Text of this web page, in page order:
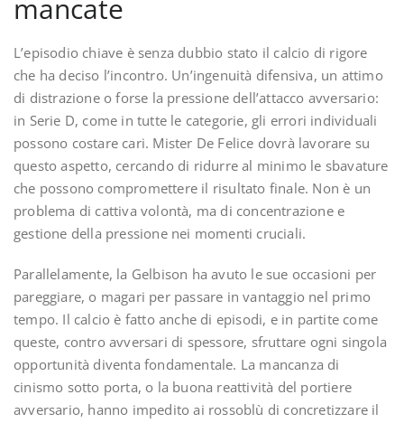
mancate
L’episodio chiave è senza dubbio stato il calcio di rigore
che ha deciso l’incontro. Un’ingenuità difensiva, un attimo
di distrazione o forse la pressione dell’attacco avversario:
in Serie D, come in tutte le categorie, gli errori individuali
possono costare cari. Mister De Felice dovrà lavorare su
questo aspetto, cercando di ridurre al minimo le sbavature
che possono compromettere il risultato finale. Non è un
problema di cattiva volontà, ma di concentrazione e
gestione della pressione nei momenti cruciali.
Parallelamente, la Gelbison ha avuto le sue occasioni per
pareggiare, o magari per passare in vantaggio nel primo
tempo. Il calcio è fatto anche di episodi, e in partite come
queste, contro avversari di spessore, sfruttare ogni singola
opportunità diventa fondamentale. La mancanza di
cinismo sotto porta, o la buona reattività del portiere
avversario, hanno impedito ai rossoblù di concretizzare il